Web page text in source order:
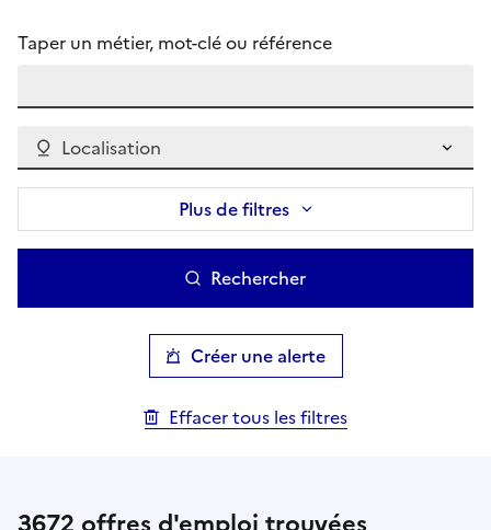
Taper un métier, mot-clé ou référence
Localisation
Plus de filtres
Rechercher
Créer une alerte
Effacer tous les filtres